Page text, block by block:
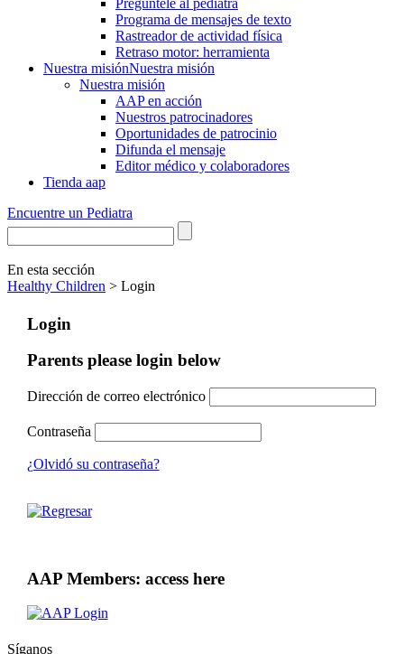
Pregúntele al pediatra
Programa de mensajes de texto
Rastre​​ador de activida​d física
Retraso motor: herramienta
Nuestra misiónNuestra misión
Nuestra misión
AAP en acción
Nuestros patrocinadores
Oportunidades de patrocinio
Difunda el mensaje
Editor médico y colaboradores
Tienda aap
Encuentre un Pediatra
En esta sección
Healthy Children > Login
Login
Parents please login below
Dirección de correo electrónico
Contraseña
¿Olvidó su contraseña?
AAP Members: access here
Síganos